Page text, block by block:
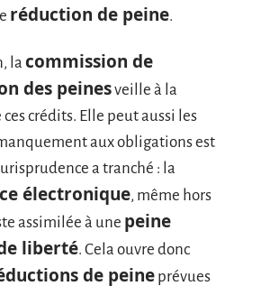
réduction de peine.
la commission de
des peinesveille à la
crédits. Elle peut aussi les
aux obligations est
a tranché : la
électronique, même hors
assimilée à une peine
liberté. Cela ouvre donc
de peine prévues